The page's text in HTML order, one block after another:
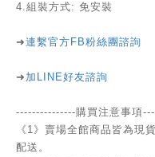
4.組裝方式: 免安裝
➜連繫官方FB粉絲團諮詢
➜ 加LINE好友諮詢
---------------購買注意事項
《1》賣場全館商品皆為現
配送。